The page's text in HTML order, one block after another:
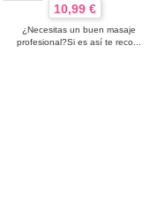
10,99 €
¿Necesitas un buen masaje
profesional?Si es así te reco...